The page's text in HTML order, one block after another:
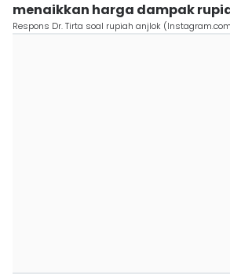
menaikkan harga dampak
Respons Dr. Tirta soal rupiah anjlok